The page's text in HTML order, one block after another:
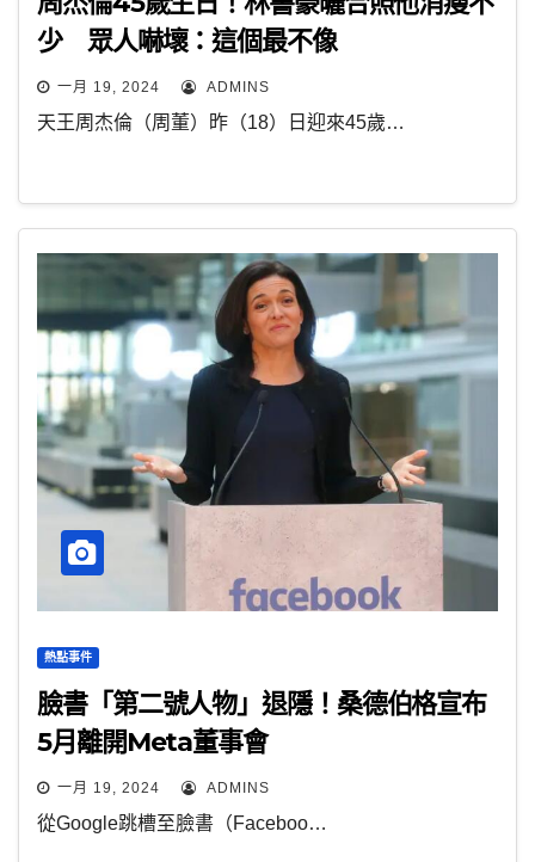
少 眾人嚇壞：這個最不像
一月 19, 2024 ADMINS
天王周杰倫（周董）昨（18）日迎來45歲…
熱點事件
臉書「第二號人物」退隱！桑德伯格宣布
5月離開Meta董事會
一月 19, 2024 ADMINS
從Google跳槽至臉書（Faceboo…